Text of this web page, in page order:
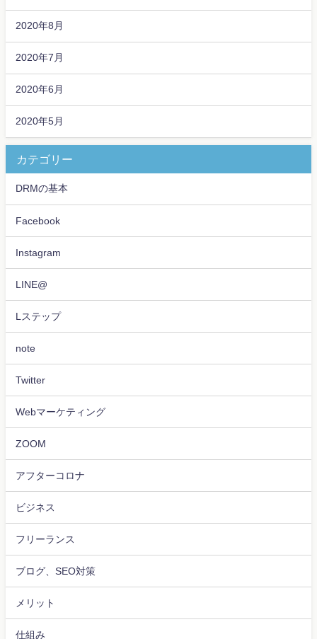
2020年8月
2020年7月
2020年6月
2020年5月
カテゴリー
DRMの基本
Facebook
Instagram
LINE@
Lステップ
note
Twitter
Webマーケティング
ZOOM
アフターコロナ
ビジネス
フリーランス
ブログ、SEO対策
メリット
仕組み